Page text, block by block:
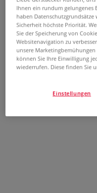
ESSDEE
0
Universal Alu-Walze für
Aufhänge-Schlitz. Ton-,
andere festere
Ihnen ein rundum gelungenes
haben Datenschutzgrundsätze
Sicherheit höchste Priorität.
Sie der Speicherung von
Websitenavigation zu
unsere
können Sie Ihre Einwilligung
wiederrufen. Diese finden Sie
Einstellungen